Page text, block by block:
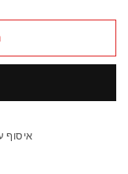
איסוף